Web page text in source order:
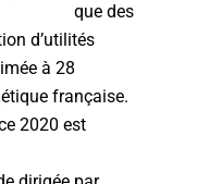
que des
d’utilités
à 28
française.
2020 est